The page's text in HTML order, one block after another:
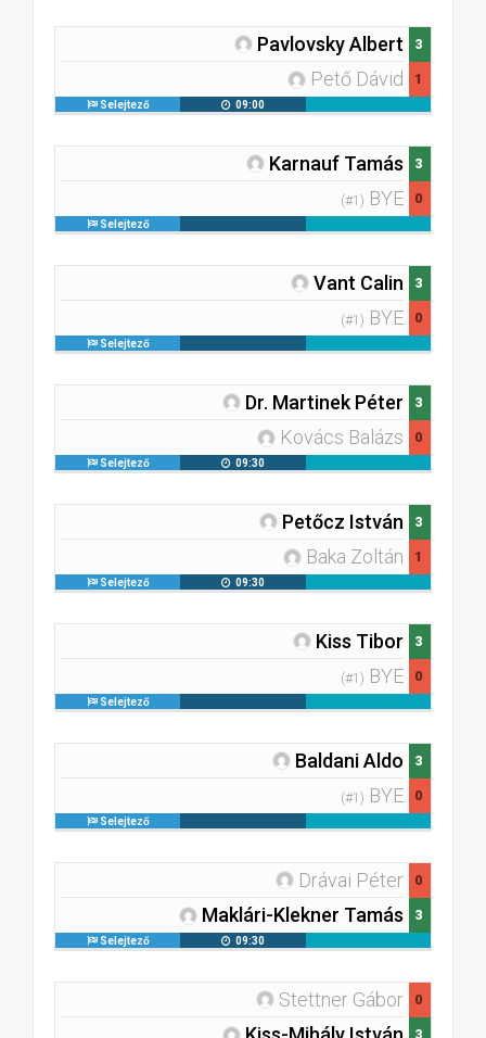
Pavlovsky Albert
Pető Dávid
3
1
Selejtező 09:00
Karnauf Tamás
(#1) BYE
3
0
Selejtező
Vant Calin
(#1) BYE
3
0
Selejtező
Dr. Martinek Péter
Kovács Balázs
3
0
Selejtező 09:30
Petőcz István
Baka Zoltán
3
1
Selejtező 09:30
Kiss Tibor
(#1) BYE
3
0
Selejtező
Baldani Aldo
(#1) BYE
3
0
Selejtező
Drávai Péter
Maklári-Klekner Tamás
0
3
Selejtező 09:30
Stettner Gábor
0
3